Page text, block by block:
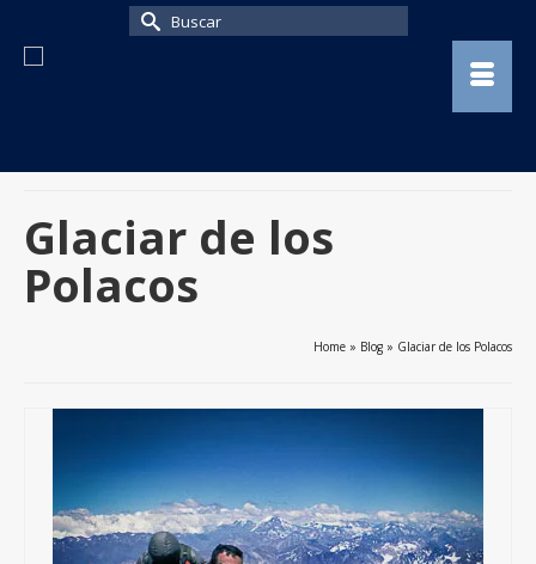
Buscar
Glaciar de los
Polacos
Home » Blog » Glaciar de los Polacos